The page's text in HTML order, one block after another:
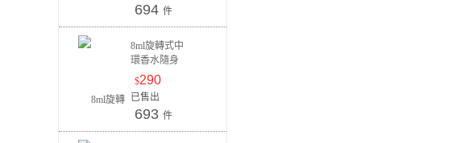
694 件
8ml旋轉式中
環香水隨身
瓶-青春粉紅
$290
已售出
693 件